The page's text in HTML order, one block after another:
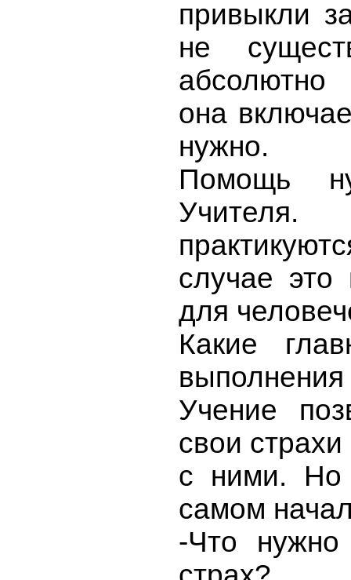
привыкли
не
абсолютно
она
нужно.
Помощь
случае это
для
Какие
выполнения
Учение
свои страхи
с ними. Но
самом
-Что нужно